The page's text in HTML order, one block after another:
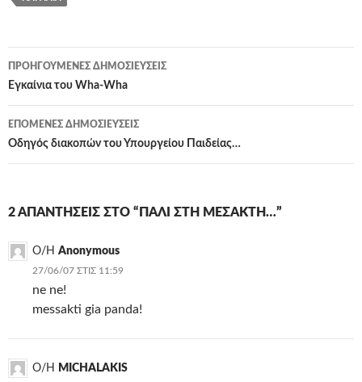
Πλοήγηση
άρθρων
ΠΡΟΗΓΟΎΜΕΝΕΣ ΔΗΜΟΣΙΕΎΣΕΙΣ
Εγκαίνια του Wha-Wha
ΕΠΌΜΕΝΕΣ ΔΗΜΟΣΙΕΎΣΕΙΣ
Οδηγός διακοπών του Υπουργείου Παιδείας…
2 ΑΠΑΝΤΉΣΕΙΣ ΣΤΟ “ΠΆΛΙ ΣΤΗ ΜΕΣΑΚΤΉ…”
Ο/Η Anonymous
27/06/07 ΣΤΙΣ 11:59
ne ne!
messakti gia panda!
Ο/Η MICHALAKIS